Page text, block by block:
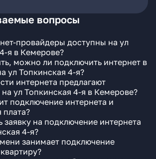
вопросы
провайдеры доступны на ул
я в Кемерове?
можно ли подключить интернет в
ул Топкинская 4-я?
интернета предлагают
ул Топкинская 4-я в Кемерове?
подключение интернета и
плата?
заявку на подключение интернета
4-я?
занимает подключение